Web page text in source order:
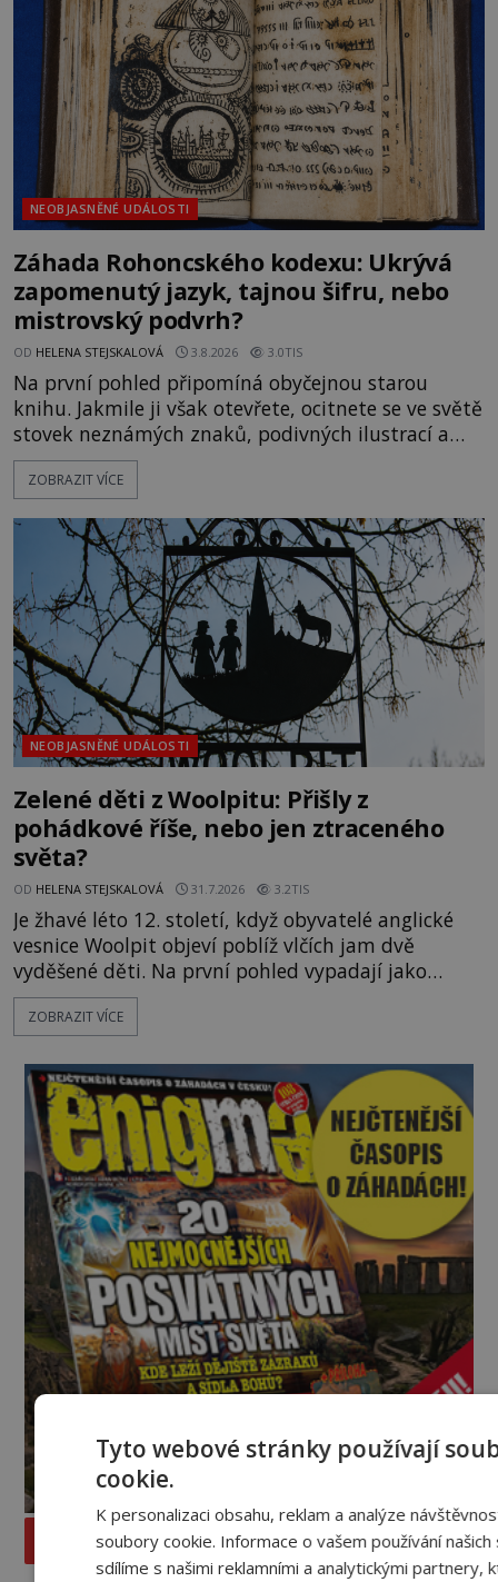
souhru okolností? Když antropolog Michail
Gerasimov (1907-1970) a
NEOBJASNĚNÉ UDÁLOSTI
Záhada Rohoncského kodexu: Ukrývá
zapomenutý jazyk, tajnou šifru, nebo
mistrovský podvrh?
OD HELENA STEJSKALOVÁ 3.8.2026 3.0TIS
Na první pohled připomíná obyčejnou starou
knihu. Jakmile ji však otevřete, ocitnete se ve světě
stovek neznámých znaků, podivných ilustrací a
textu, který už téměř dvě století vzdoruje všem
pokusům o rozluštění. Rohoncský kodex patří mezi
jistotou neví, kdo jej napsal, kdy vznikl ani co
vlastně vypráví. Rohoncský kodex se poprvé
objevuje v roce
ZOBRAZIT VÍCE
NEOBJASNĚNÉ UDÁLOSTI
Zelené děti z Woolpitu: Přišly z
pohádkové říše, nebo jen ztraceného
světa?
OD HELENA STEJSKALOVÁ 31.7.2026 3.2TIS
Je žhavé léto 12. století, když obyvatelé anglické
vesnice Woolpit objeví poblíž vlčích jam dvě
vyděšené děti. Na první pohled vypadají jako
každé jiné, až na jednu děsivou výjimku. Jejich
kůže má nazelenalý odstín, mluví
kromě syrových bobů. Příběh se rychle stává
jednou z největších záhad středověké Anglie a ani
po téměř devíti stech letech není
ZOBRAZIT VÍCE
PROLISTOVAT ČASOPIS
Tyto webové stránky používají
cookie.
K personalizaci obsahu, reklam a analýze
soubory cookie. Informace o vašem používání
sdílíme s našimi reklamními a analytickými partnery,